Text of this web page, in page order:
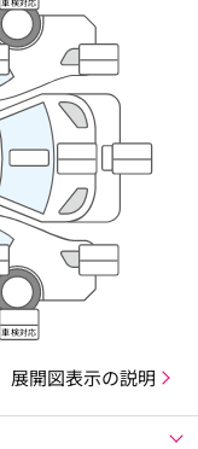
車検対応
展開図表示の説明